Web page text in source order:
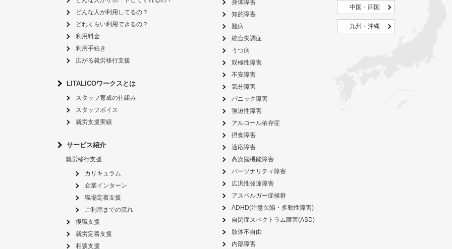
どんな人が利用してるの？
どれくらい利用できるの？
利用料金
利用手続き
広がる就労移行支援
LITALICOワークスとは
スタッフ育成の仕組み
スタッフボイス
就労支援実績
サービス紹介
就労移行支援
カリキュラム
企業インターン
職場定着支援
ご利用までの流れ
復職支援
就労定着支援
相談支援
身体障害
知的障害
難病
統合失調症
うつ病
双極性障害
不安障害
気分障害
パニック障害
強迫性障害
アルコール依存症
摂食障害
適応障害
高次脳機能障害
パーソナリティ障害
広汎性発達障害
アスペルガー症候群
ADHD(注意欠陥・多動性障害)
自閉症スペクトラム障害(ASD)
肢体不自由
内部障害
中国・四国
九州・沖縄